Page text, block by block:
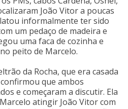
João Vitor a poucas
informalmente ter sido
um pedaço de madeira e
uma faca de cozinha e
peito de Marcelo.
da Rocha, que era casada
que ambos
e começaram a discutir. Ela
atingir João Vitor com